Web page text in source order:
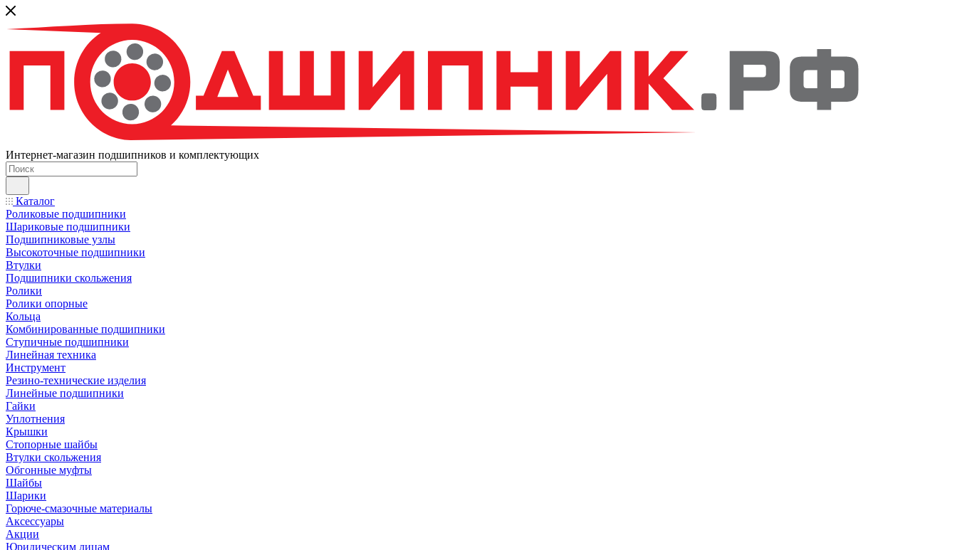
Интернет-магазин подшипников и комплектующих
Каталог
Роликовые подшипники
Шариковые подшипники
Подшипниковые узлы
Высокоточные подшипники
Втулки
Подшипники скольжения
Ролики
Ролики опорные
Кольца
Комбинированные подшипники
Ступичные подшипники
Линейная техника
Инструмент
Резино-технические изделия
Линейные подшипники
Гайки
Уплотнения
Крышки
Стопорные шайбы
Втулки скольжения
Обгонные муфты
Шайбы
Шарики
Горюче-смазочные материалы
Аксессуары
Акции
Юридическим лицам